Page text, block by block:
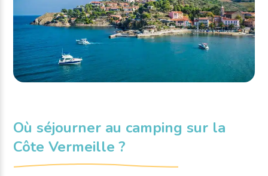
Où séjourner au camping sur la
Côte Vermeille ?